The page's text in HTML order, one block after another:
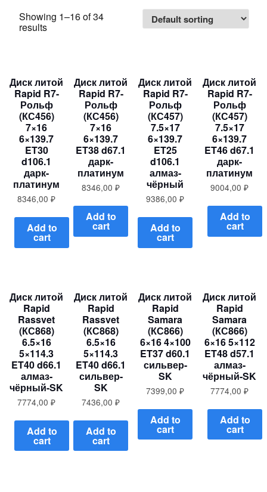
Showing 1–16 of 34
results
Диск литой
Rapid R7-
Рольф
(КС456)
7×16
6×139.7
ET30
d106.1
дарк-
платинум
8346,00₽
Add to
cart
Диск литой
Rapid R7-
Рольф
(КС456)
7×16
6×139.7
ET38 d67.1
дарк-
платинум
8346,00₽
Add to
cart
Диск литой
Rapid R7-
Рольф
(КС457)
7.5×17
6×139.7
ET25
d106.1
алмаз-
чёрный
9386,00₽
Add to
cart
Диск литой
Rapid R7-
Рольф
(КС457)
7.5×17
6×139.7
ET46 d67.1
дарк-
платинум
9004,00₽
Add to
cart
Диск литой
Rapid
Rassvet
(КС868)
6.5×16
5×114.3
ET40 d66.1
алмаз-
чёрный-SK
7774,00₽
Add to
cart
Диск литой
Rapid
Rassvet
(КС868)
6.5×16
5×114.3
ET40 d66.1
сильвер-
SK
7436,00₽
Add to
cart
Диск литой
Rapid
Samara
(КС866)
6×16 4×100
ET37 d60.1
сильвер-
SK
7399,00₽
Add to
cart
Диск литой
Rapid
Samara
(КС866)
6×16 5×112
ET48 d57.1
алмаз-
чёрный-SK
7774,00₽
Add to
cart